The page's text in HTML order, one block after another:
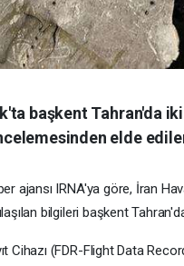
başkent Tahran'da
elde
ajansı IRNA'ya göre, İran
bilgileri başkent
Cihazı (FDR-Flight Data